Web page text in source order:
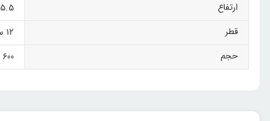
ارتفاع
5.5 سانتی متر
قطر
12 سانتی متر
حجم
600 سی سی